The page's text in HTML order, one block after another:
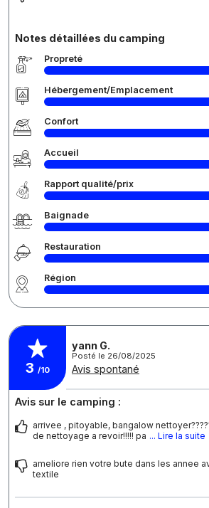
Notes détaillées du camping
Propreté
Hébergement/Emplacement
Confort
Accueil
Rapport qualité/prix
Baignade
Restauration
Région
3 /10
yann G.
Posté le 26/08/2025
Avis spontané
Avis sur le camping :
arrivee , pitoyable, bangalow
de nettoyage a revoir!!!!! pa ... Lire la suite
ameliore rien votre bute dans les annee
textile